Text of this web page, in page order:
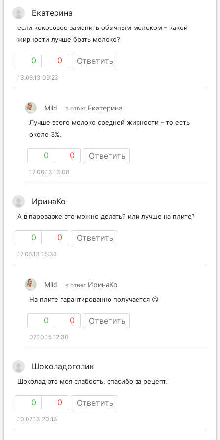
Екатерина
если кокосовое заменить обычным молоком – какой
жирности лучше брать молоко?
0 0 Ответить
13.06.13 09:23
Mild в ответ Екатерина
Лучше всего молоко средней жирности – то есть
около 3%.
0 0 Ответить
17.06.13 13:08
ИринаКо
А в пароварке это можно делать? или лучше на плите?
0 0 Ответить
17.06.13 15:30
Mild в ответ ИринаКо
На плите гарантированно получается 😉
0 0 Ответить
07.10.15 12:30
Шоколадоголик
Шоколад это моя слабость, спасибо за рецепт.
0 0 Ответить
10.07.13 20:13